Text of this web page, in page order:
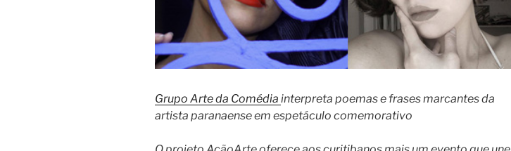
Grupo Arte da Comédia interpreta poemas e frases marcantes da
artista paranaense em espetáculo comemorativo